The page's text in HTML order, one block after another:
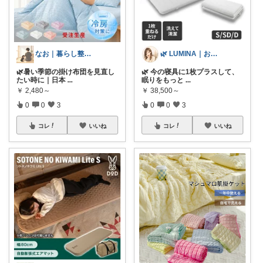
なお｜暮らし整えROOM｜犬もいます🐕
🌿暑い季節の掛け布団を見直し
たい時に｜日本 ...
￥ 2,480～
0 0 3
コレ いいね
🌿 LUMINA｜お気に入りと暮らす
🌿 今の寝具に1枚プラスして、
眠りをもっと ...
￥ 38,500～
0 0 3
コレ いいね